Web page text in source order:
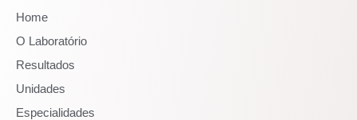
Home
O Laboratório
Resultados
Unidades
Especialidades